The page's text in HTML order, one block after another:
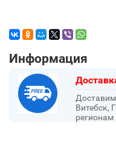
Информация
Витебск,
регионам